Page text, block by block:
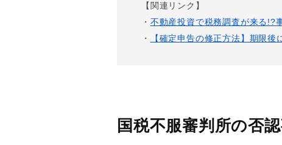
【関連リンク】
・ 不動産投資で税務調査が来る!?
・
【確定申告の修正方法】期限
国税不服審判所の否